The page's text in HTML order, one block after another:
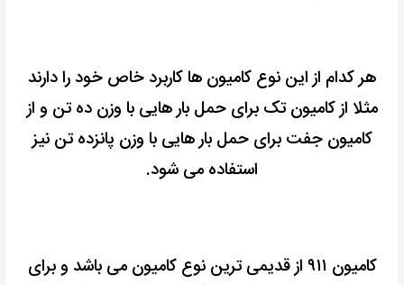
هر کدام از این نوع کامیون ها کاربرد خاص خود را دارند
مثلا از کامیون تک برای حمل بار هایی با وزن ده تن و از
کامیون جفت برای حمل بار هایی با وزن پانزده تن نیز
استفاده می شود.
کامیون ۹۱۱ از قدیمی ترین نوع کامیون می باشد و برای